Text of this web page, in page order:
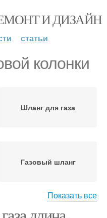
И ДИЗАЙН
статьи
колонки
Шланг для газа
Газовый шланг
Показать все